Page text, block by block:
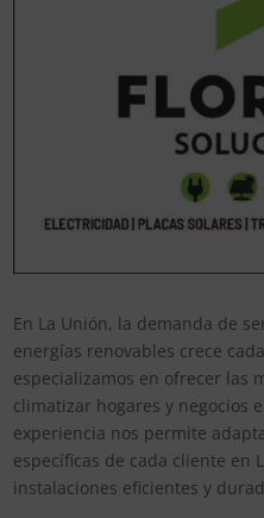
En La Unión, la demanda de
energías renovables crece
especializamos en ofrecer las
climatizar hogares y negocios
experiencia nos permite
específicas de cada cliente en
instalaciones eficientes y